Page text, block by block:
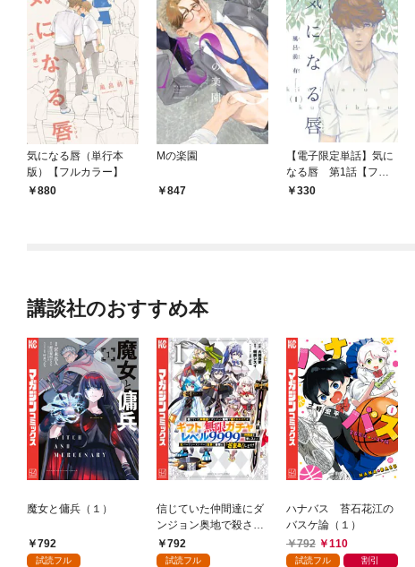
気になる唇（単行本
版）【フルカラー】
880
Mの楽園
847
【電子限定単話】気に
なる唇 第1話【フル
カラー】
330
講談社のおすすめ本
魔女と傭兵（１）
792
試読フル
信じていた仲間達にダ
ンジョン奥地で殺され
かけたがギフト『無限
ガチャ』でレベル９９
792
試読フル
ハナバス 苔石花江の
バスケ論（１）
792
110
試読フル 割引